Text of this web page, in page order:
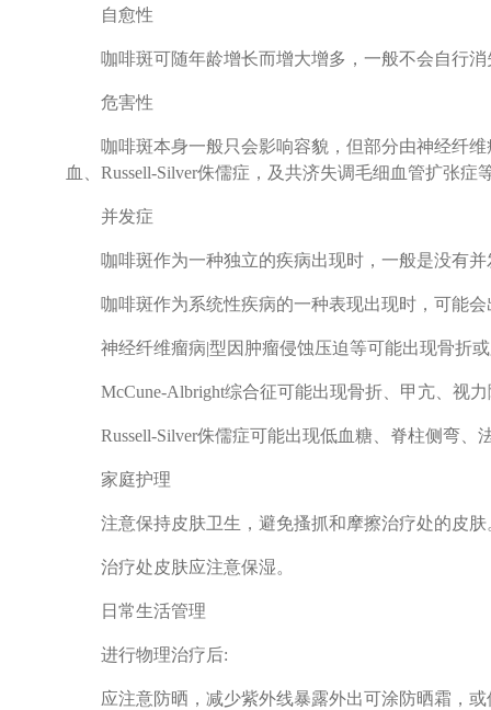
自愈性
咖啡斑可随年龄增长而增大增多，一般不会自行消
危害性
咖啡斑本身一般只会影响容貌，但部分由神经纤维
血、Russell-Silver侏儒症，及共济失调毛细血管扩张
并发症
咖啡斑作为一种独立的疾病出现时，一般是没有并
咖啡斑作为系统性疾病的一种表现出现时，可能会
神经纤维瘤病|型因肿瘤侵蚀压迫等可能出现骨折或
McCune-Albright综合征可能出现骨折、甲亢、视力
Russell-Silver侏儒症可能出现低血糖、脊柱侧弯、
家庭护理
注意保持皮肤卫生，避免搔抓和摩擦治疗处的皮肤
治疗处皮肤应注意保湿。
日常生活管理
进行物理治疗后:
应注意防晒，减少紫外线暴露外出可涂防晒霜，或